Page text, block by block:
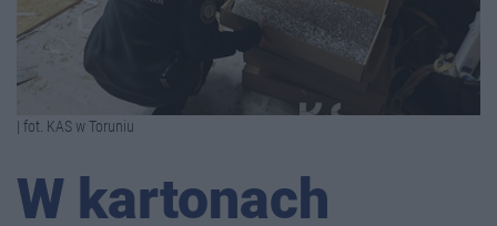
| fot. KAS w Toruniu
W kartonach